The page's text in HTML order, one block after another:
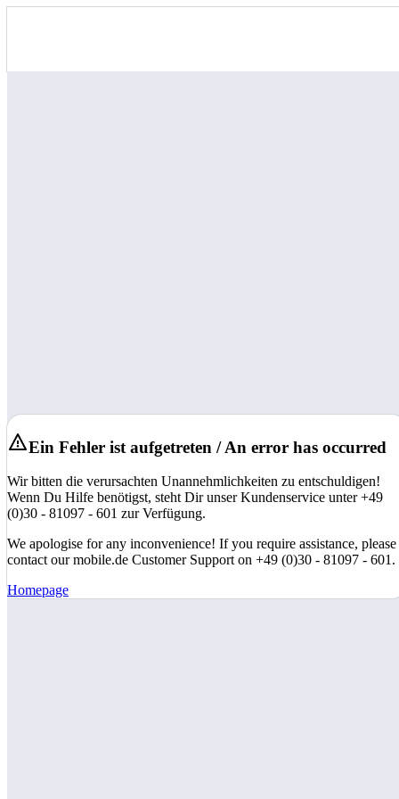
Ein Fehler ist aufgetreten / An error has occurred
Wir bitten die verursachten Unannehmlichkeiten zu entschuldigen!
Wenn Du Hilfe benötigst, steht Dir unser Kundenservice unter +49
(0)30 - 81097 - 601 zur Verfügung.
We apologise for any inconvenience! If you require assistance, please
contact our mobile.de Customer Support on +49 (0)30 - 81097 - 601.
Homepage